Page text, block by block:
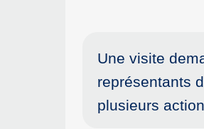
Une visite
représentants
plusieurs